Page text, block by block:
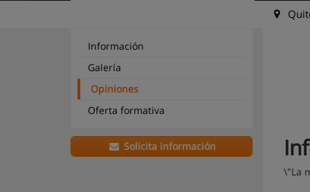
Información
Galería
Opiniones
Oferta formativa
Solicita información
\"La